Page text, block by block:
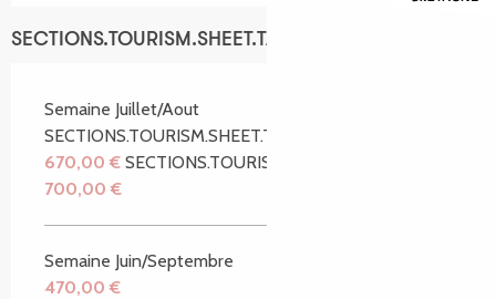
SECTIONS.TOURISM.SHEET.TARIFFS.TARIFFS
Semaine Juillet/Aout
SECTIONS.TOURISM.SHEET.TARIFFS.FROM
670,00 € SECTIONS.TOURISM.SHEET.TARIFFS.TO
700,00 €
Semaine Juin/Septembre
470,00 €